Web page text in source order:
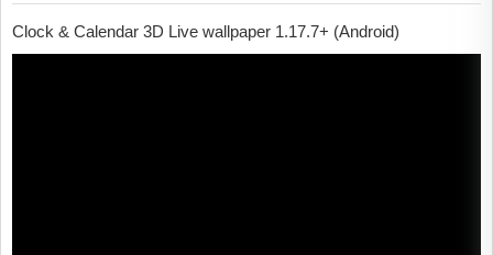
Clock & Calendar 3D Live wallpaper 1.17.7+ (Android)